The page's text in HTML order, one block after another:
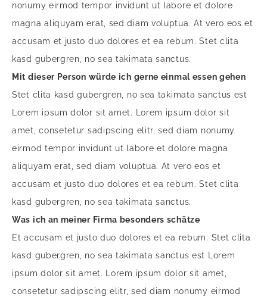
nonumy eirmod tempor invidunt ut labore et dolore
magna aliquyam erat, sed diam voluptua. At vero eos et
accusam et justo duo dolores et ea rebum. Stet clita
kasd gubergren, no sea takimata sanctus.
Mit dieser Person würde ich gerne einmal essen gehen
Stet clita kasd gubergren, no sea takimata sanctus est
Lorem ipsum dolor sit amet. Lorem ipsum dolor sit
amet, consetetur sadipscing elitr, sed diam nonumy
eirmod tempor invidunt ut labore et dolore magna
aliquyam erat, sed diam voluptua. At vero eos et
accusam et justo duo dolores et ea rebum. Stet clita
kasd gubergren, no sea takimata sanctus.
Was ich an meiner Firma besonders schätze
Et accusam et justo duo dolores et ea rebum. Stet clita
kasd gubergren, no sea takimata sanctus est Lorem
ipsum dolor sit amet. Lorem ipsum dolor sit amet,
consetetur sadipscing elitr, sed diam nonumy eirmod